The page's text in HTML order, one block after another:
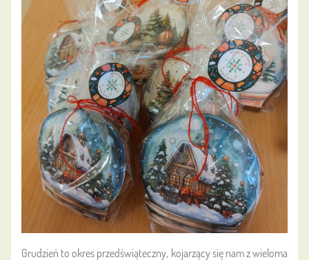
Grudzień to okres przedświąteczny, kojarzący się nam z wieloma